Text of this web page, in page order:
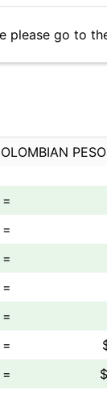
please go to
=
=
=
=
=
=
=